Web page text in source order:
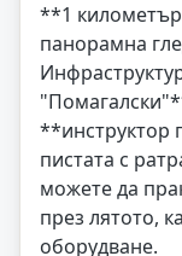
**1
панорамна
**инструктор
пистата с
можете да
през лятото,
оборудване.